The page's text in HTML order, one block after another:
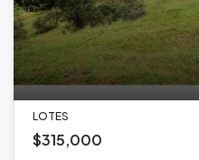
LOTES
$315,000